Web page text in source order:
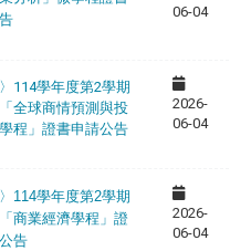
06-04
〉114學年度第2學期
全球商情預測與投
程」證書申請公告
2026-
06-04
〉114學年度第2學期
商業經濟學程」證
告
2026-
06-04